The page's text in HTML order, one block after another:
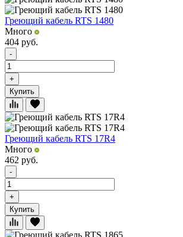
Греющий кабель RTS 1480
Много
404 руб.
-
+
Купить
Греющий кабель RTS 17R4
Много
462 руб.
-
+
Купить